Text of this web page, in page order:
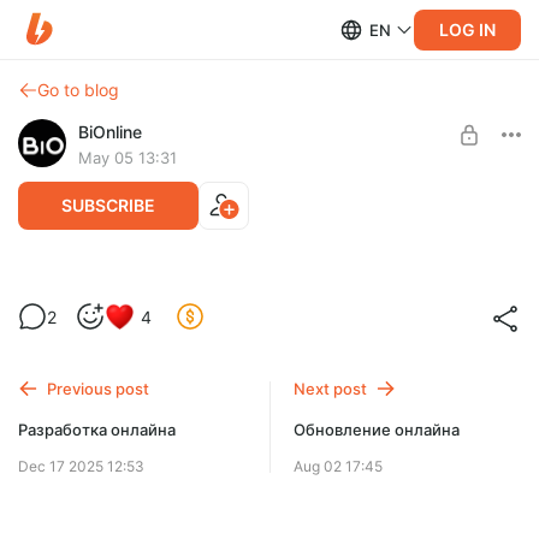
EN LOG IN
Go to blog
BiOnline
May 05 13:31
SUBSCRIBE
Обновление сайта
SUBSCRIBE
2 4
Previous post
Разработка онлайна
Dec 17 2025 12:53
Next post
Обновление онлайна
Aug 02 17:45